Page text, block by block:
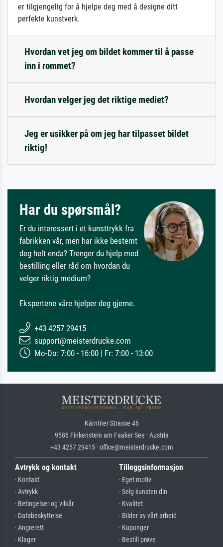
er tilgjengelig for å hjelpe deg med å designe ditt
perfekte kunstverk.
Hvordan vet jeg om bildet kommer til å passe
inn i rommet?
Hvordan velger jeg det riktige mediet?
Jeg er usikker på om jeg har tilpasset bildet
riktig!
Har du spørsmål?
Er du interessert i et kunsttrykk fra
fabrikken vår, men har ikke bestemt
deg helt enda? Trenger du hjelp med
bestilling eller råd om hvordan du
velger riktig medium?
Ekspertene våre hjelper deg gjerne.
+43 4257 29415
support@meisterdrucke.com
Mo-Do: 7:00 - 16:00 | Fr: 7:00 - 13:00
Kärntner Strasse 46
9586 Finkenstein am Faaker See · Austria
+43 4257 29415 · office@meisterdrucke.com
Avtrykk og kontakt
· Kontakt
· Avtrykk
· Betingelser og vilkår
· Databeskyttelse
· Angrerett
· Klager
Tilleggsinformasjon
· Eget motiv
· Selg kunsten din
· Kvalitet
· Bilder av vårt arbeid
· Kuponger
· Bestill prøve